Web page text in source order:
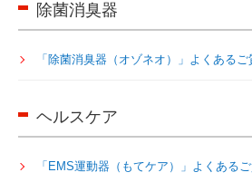
除菌消臭器
「除菌消臭器（オゾネオ）」よくあるご
ヘルスケア
「EMS運動器（もてケア）」よくある